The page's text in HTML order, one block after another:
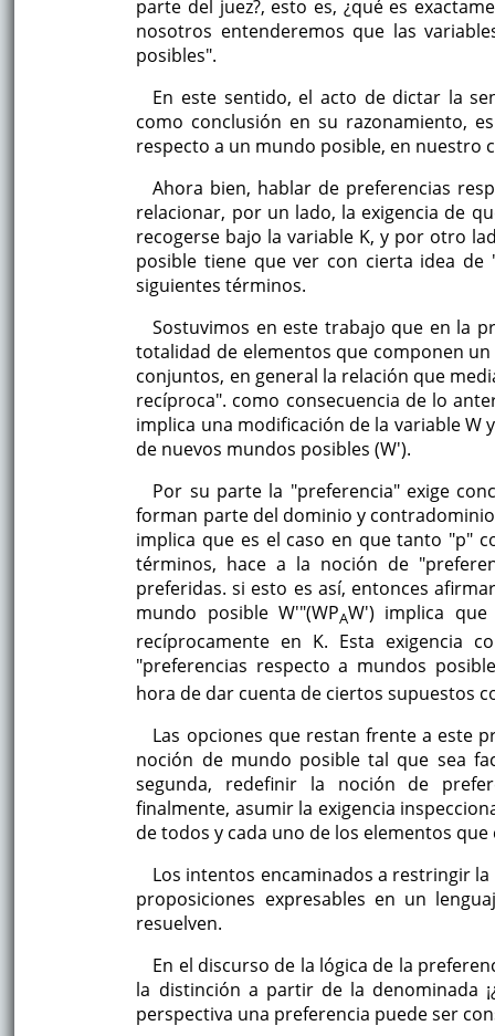
parte del juez?, esto es, ¿qué es
nosotros entenderemos que las
posibles".
En este sentido, el acto de dictar la
como conclusión en su razonamiento,
respecto a un mundo posible, en nuestro
Ahora bien, hablar de preferencias
relacionar, por un lado, la exigencia de
recogerse bajo la variable K, y por otro
posible tiene que ver con cierta idea
siguientes términos.
Sostuvimos en este trabajo que en la
totalidad de elementos que componen
conjuntos, en general la relación que
recíproca". como consecuencia de lo
implica una modificación de la variable
de nuevos mundos posibles (W').
Por su parte la "preferencia" exige
forman parte del dominio y
implica que es el caso en que tanto "p"
términos, hace a la noción de
preferidas. si esto es así, entonces
mundo posible W'"(WPAW') implica
recíprocamente en K. Esta exigencia
"preferencias respecto a mundos
hora de dar cuenta de ciertos supuestos
Las opciones que restan frente a este
noción de mundo posible tal que sea
segunda, redefinir la noción de
finalmente, asumir la exigencia
de todos y cada uno de los elementos que
Los intentos encaminados a restringir
proposiciones expresables en un
resuelven.
En el discurso de la lógica de la
la distinción a partir de la denominada
perspectiva una preferencia puede ser